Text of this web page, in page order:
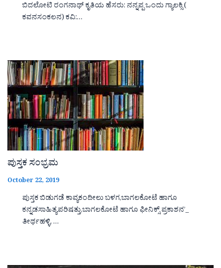
ಬಿದಲೋಟಿ ರಂಗನಾಥ್ ಕೃತಿಯ ಹೆಸರು: ನನ್ನಪ್ಪ ಒಂದು ಗ್ಯಾಲಕ್ಸಿ (
ಕವನಸಂಕಲನ) ಕವಿ:…
ಪುಸ್ತಕ ಸಂಭ್ರಮ
October 22, 2019
ಪುಸ್ತಕ ಬಿಡುಗಡೆ ಕಾವ್ಯಕಂದೀಲು ಬಳಗ,ಬಾಗಲಕೋಟೆ ಹಾಗೂ
ಕನ್ನಡಸಾಹಿತ್ಯಪರಿಷತ್ತು,ಬಾಗಲಕೋಟೆ ಹಾಗೂ ಫೀನಿಕ್ಸ್ ಪ್ರಕಾಶನ’_
ತೀರ್ಥಹಳ್ಳಿ, …